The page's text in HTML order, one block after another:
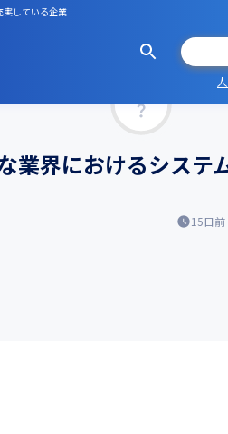
実している企業
業界におけるシステ
15日前